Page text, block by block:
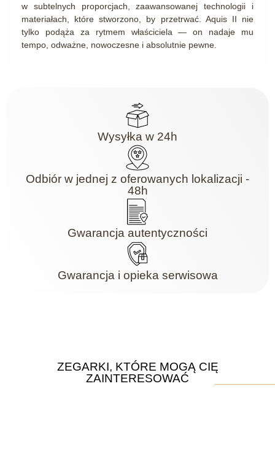
w subtelnych proporcjach, zaawansowanej technologii i
materiałach, które stworzono, by przetrwać. Aquis II nie
tylko podąża za rytmem właściciela — on nadaje mu
tempo, odważne, nowoczesne i absolutnie pewne.
Wysyłka w 24h
Odbiór w jednej z oferowanych lokalizacji -
48h
Gwarancja autentyczności
Gwarancja i opieka serwisowa
ZEGARKI, KTÓRE MOGĄ CIĘ
ZAINTERESOWAĆ